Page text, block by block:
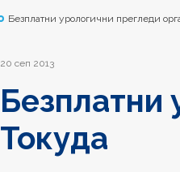
Безплатни урологични прегледи
20 сеп 2013
Безплатни
Токуда